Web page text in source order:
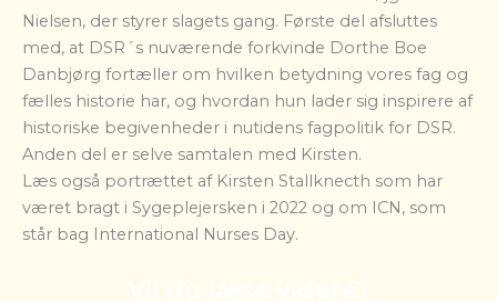
Nielsen, der styrer slagets gang. Første del afsluttes
med, at DSR´s nuværende forkvinde Dorthe Boe
Danbjørg fortæller om hvilken betydning vores fag og
fælles historie har, og hvordan hun lader sig inspirere af
historiske begivenheder i nutidens fagpolitik for DSR.
Anden del er selve samtalen med Kirsten.
Læs også portrættet af Kirsten Stallknecth som har
været bragt i Sygeplejersken i 2022 og om ICN, som
står bag International Nurses Day.